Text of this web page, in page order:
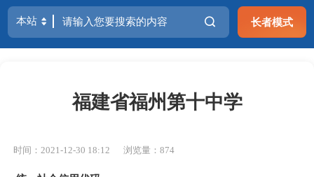
长者模式
福建省福州第十中学
时间：2021-12-30 18:12 浏览量：874